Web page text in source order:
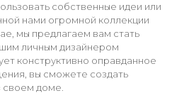
собственные идеи или
нами огромной коллекции
мы предлагаем вам стать
личным дизайнером
конструктивно оправданное
вы сможете создать
доме.